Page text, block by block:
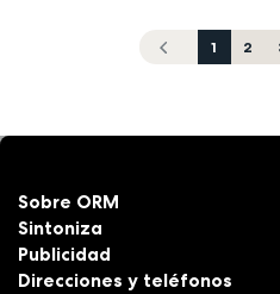
1 2
Sobre ORM
Sintoniza
Publicidad
Direcciones y teléfonos